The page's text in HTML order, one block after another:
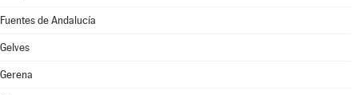
Fuentes de Andalucía
Gelves
Gerena